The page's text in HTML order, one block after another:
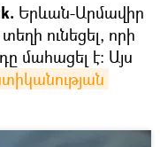
Երևան-Արմավիր
ունեցել, որի
մահացել է։ Այս